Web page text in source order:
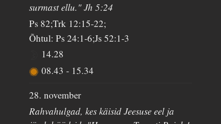
surmast ellu." Jh 5:24
Ps 82;Trk 12:15-22;
Õhtul: Ps 24:1-6;Js 52:1-3
14.28
08.43- 15.34
28. november
Rahvahulgad, kes käisid Jeesuse eel ja